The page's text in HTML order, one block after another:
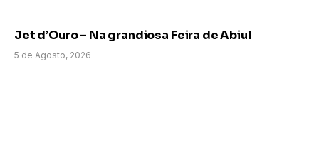
Jet d’Ouro – Na grandiosa Feira de Abiul
5 de Agosto, 2026